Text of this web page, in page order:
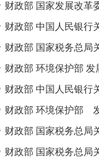
财政部 国家发展改革
财政部 中国人民银行
财政部 国家税务总局
财政部 环境保护部
财政部 中国人民银行
财政部 环境保护部
财政部 国家税务总局
财政部 国家税务总局